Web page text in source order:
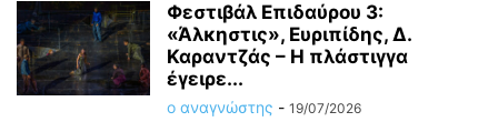
Φεστιβάλ Επιδαύρου 3:
«Άλκηστις», Ευριπίδης, Δ.
Καραντζάς – Η πλάστιγγα
έγειρε...
ο αναγνώστης - 19/07/2026